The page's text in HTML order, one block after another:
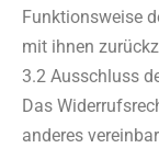
Funktionsweise
mit ihnen
3.2 Ausschluss
Das
anderes